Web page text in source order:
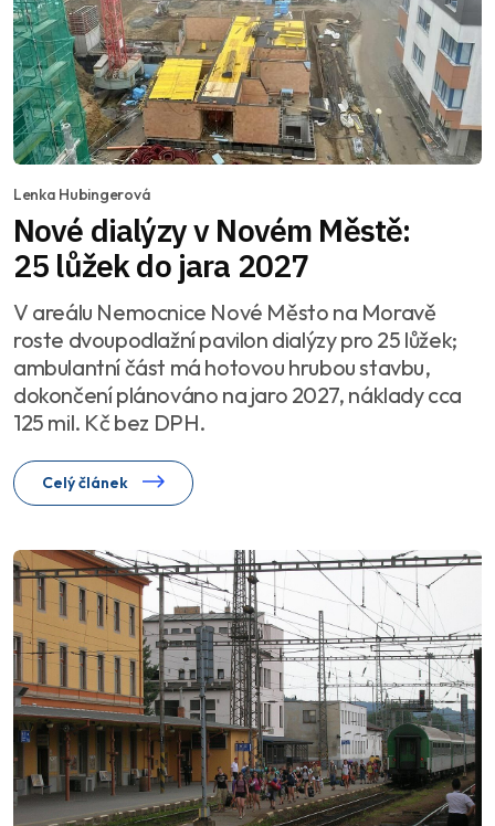
Lenka Hubingerová
Nové dialýzy v Novém Městě:
25 lůžek do jara 2027
V areálu Nemocnice Nové Město na Moravě
roste dvoupodlažní pavilon dialýzy pro 25 lůžek;
ambulantní část má hotovou hrubou stavbu,
dokončení plánováno na jaro 2027, náklady cca
125 mil. Kč bez DPH.
Celý článek